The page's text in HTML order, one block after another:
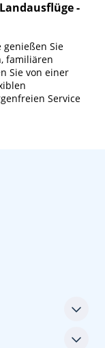
-
Sie
familiären
Sie von einer
Service